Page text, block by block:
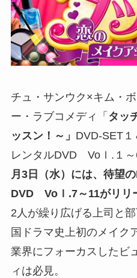
チュ・サンウク×キム・
ー・ラブコメディ「 タッ
ッスン！～」 DVD-SET１
レンタルDVD Voｌ.１～
月3日（水）には、待望
DVD Voｌ.7～11がリリ
2人が繰り広げる上司と
国ドラマ史上初のメイク
業界にフォーカスしたビ
ィは必見。